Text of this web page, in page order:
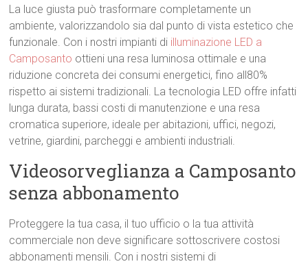
La luce giusta può trasformare completamente un
ambiente, valorizzandolo sia dal punto di vista estetico che
funzionale. Con i nostri impianti di illuminazione LED a
Camposanto ottieni una resa luminosa ottimale e una
riduzione concreta dei consumi energetici, fino all80%
rispetto ai sistemi tradizionali. La tecnologia LED offre infatti
lunga durata, bassi costi di manutenzione e una resa
cromatica superiore, ideale per abitazioni, uffici, negozi,
vetrine, giardini, parcheggi e ambienti industriali.
Videosorveglianza a Camposanto
senza abbonamento
Proteggere la tua casa, il tuo ufficio o la tua attività
commerciale non deve significare sottoscrivere costosi
abbonamenti mensili. Con i nostri sistemi di